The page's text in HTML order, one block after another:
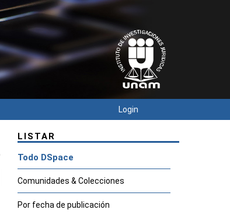
Login
LISTAR
Todo DSpace
Comunidades & Colecciones
Por fecha de publicación